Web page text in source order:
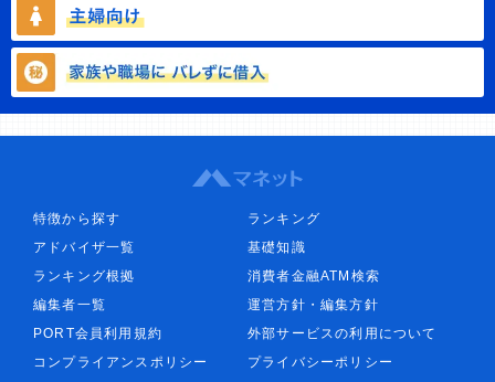
特徴から探す
ランキング
アドバイザ一覧
基礎知識
ランキング根拠
消費者金融ATM検索
編集者一覧
運営方針・編集方針
PORT会員利用規約
外部サービスの利用について
コンプライアンスポリシー
プライバシーポリシー